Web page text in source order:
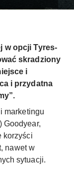
w opcji Tyres-
skradziony
i
i przydatna
marketingu
Goodyear,
korzyści
nawet w
sytuacji.